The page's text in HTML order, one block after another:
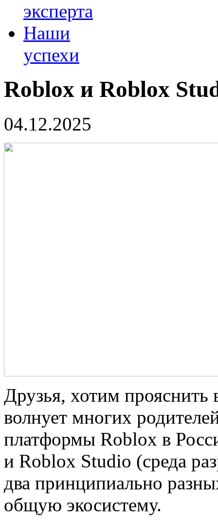
эксперта
Наши
успехи
Roblox и Roblox
04.12.2025
Друзья, хотим
волнует многих
платформы Roblox в
и Roblox Studio (среда
два принципиально
общую экосистему.